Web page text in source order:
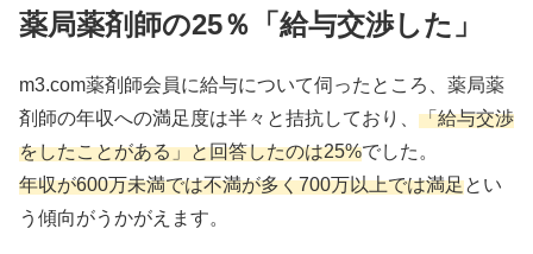
薬局薬剤師の25％「給与交渉した」
m3.com薬剤師会員に給与について伺ったところ、薬局薬
剤師の年収への満足度は半々と拮抗しており、 「給与交渉
をしたことがある」と回答したのは25%でした。
年収が600万未満では不満が多く700万以上では満足とい
う傾向がうかがえます。